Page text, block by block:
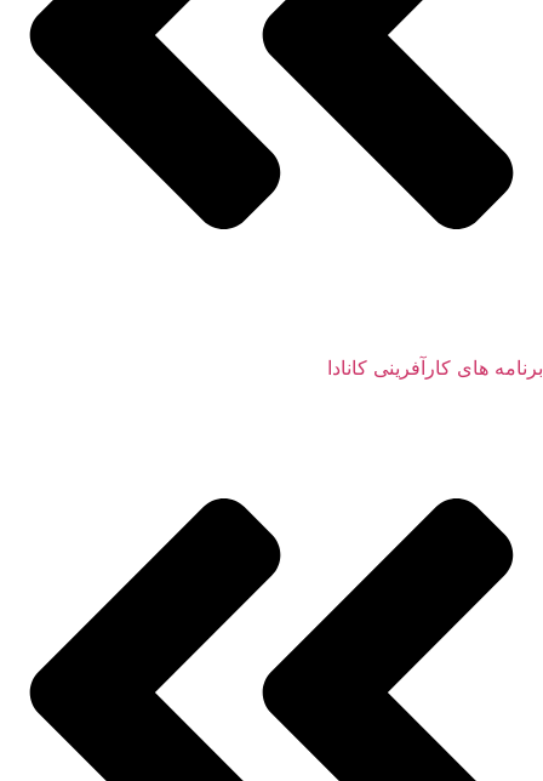
برنامه های کارآفرینی کانادا